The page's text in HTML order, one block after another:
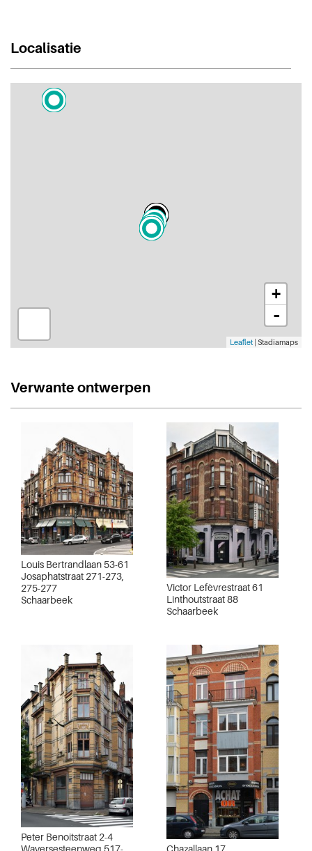
Localisatie
+
-
Leaflet | Stadiamaps
Verwante ontwerpen
Louis Bertrandlaan 53-61
Josaphatstraat 271-273,
275-277
Schaarbeek
Victor Lefèvrestraat 61
Linthoutstraat 88
Schaarbeek
Peter Benoitstraat 2-4